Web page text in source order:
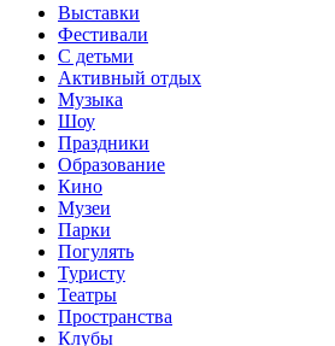
Выставки
Фестивали
С детьми
Активный отдых
Музыка
Шоу
Праздники
Образование
Кино
Музеи
Парки
Погулять
Туристу
Театры
Пространства
Клубы